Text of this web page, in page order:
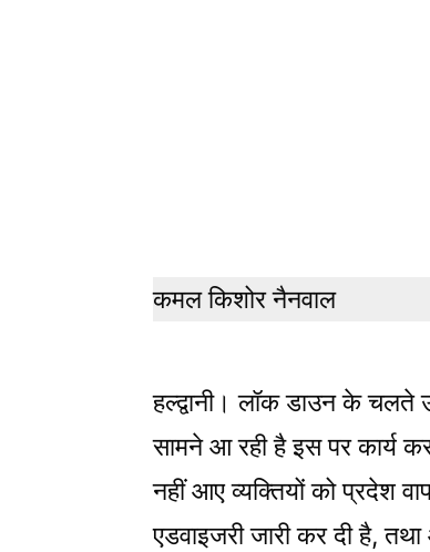
कमल किशोर नैनवाल
हल्द्वानी। लॉक डाउन के चलते
सामने आ रही है इस पर कार्य
नहीं आए व्यक्तियों को प्रदेश
एडवाइजरी जारी कर दी है,